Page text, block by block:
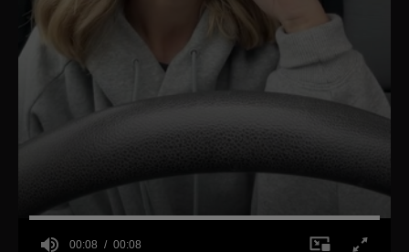
00:08 00:08